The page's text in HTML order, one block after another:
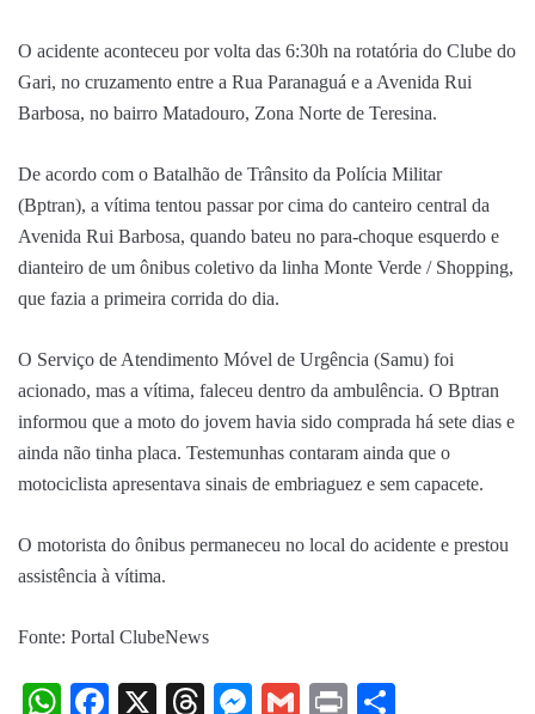
O acidente aconteceu por volta das 6:30h na rotatória do Clube do
Gari, no cruzamento entre a Rua Paranaguá e a Avenida Rui
Barbosa, no bairro Matadouro, Zona Norte de Teresina.
De acordo com o Batalhão de Trânsito da Polícia Militar
(Bptran), a vítima tentou passar por cima do canteiro central da
Avenida Rui Barbosa, quando bateu no para-choque esquerdo e
dianteiro de um ônibus coletivo da linha Monte Verde / Shopping,
que fazia a primeira corrida do dia.
O Serviço de Atendimento Móvel de Urgência (Samu) foi
acionado, mas a vítima, faleceu dentro da ambulência. O Bptran
informou que a moto do jovem havia sido comprada há sete dias e
ainda não tinha placa. Testemunhas contaram ainda que o
motociclista apresentava sinais de embriaguez e sem capacete.
O motorista do ônibus permaneceu no local do acidente e prestou
assistência à vítima.
Fonte: Portal ClubeNews
WhatsApp
Facebook
X Threads
Messenger
Gmail
Print